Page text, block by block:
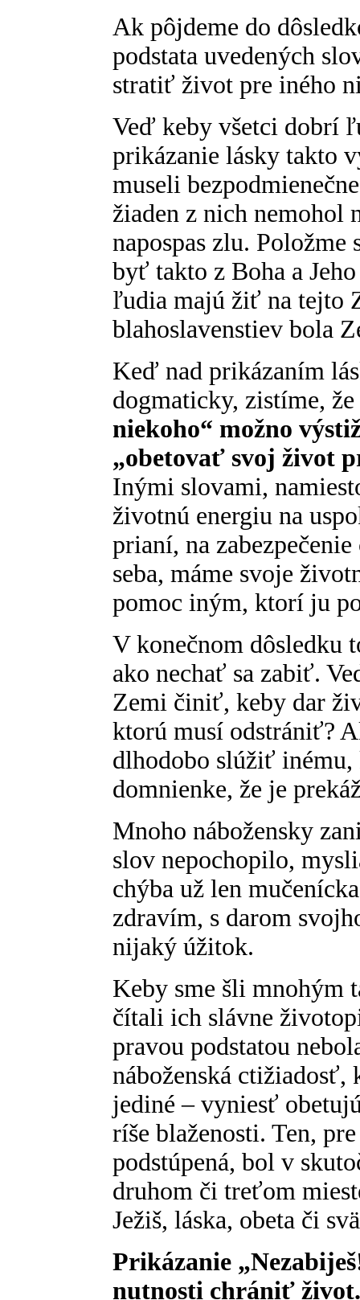
Ak pôjdeme do
podstata uvedených
stratiť život pre iného
Veď keby všetci dobrí
prikázanie lásky takto
museli
žiaden z nich nemohol
napospas zlu.
byť takto z Boha a
ľudia majú žiť na tejto
blahoslavenstiev bola
Keď nad prikázaním
dogmaticky, zistíme,
niekoho“ možno
„obetovať svoj život
Inými slovami,
životnú energiu na
prianí, na
seba, máme svoje
pomoc iným, ktorí ju
V konečnom dôsledku
ako nechať sa zabiť.
Zemi činiť, keby dar
ktorú musí odstrániť?
dlhodobo slúžiť
domnienke, že je
Mnoho nábožensky
slov nepochopilo,
chýba už len
zdravím, s darom
nijaký úžitok.
Keby sme šli mnohým
čítali ich slávne
pravou podstatou
náboženská
jediné – vyniesť
ríše blaženosti. Ten,
podstúpená, bol v
druhom či treťom
Ježiš, láska, obeta či
Prikázanie
nutnosti chrániť život.